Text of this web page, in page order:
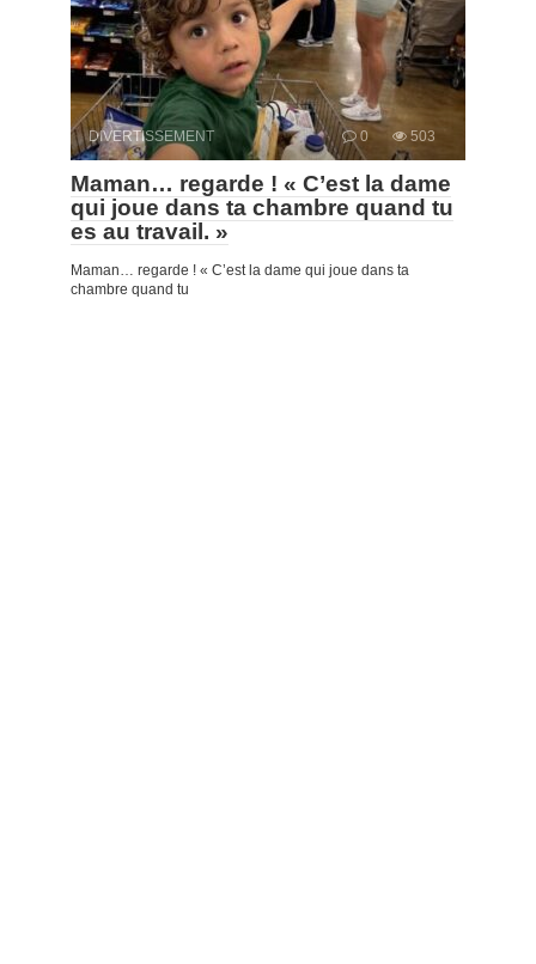
DIVERTISSEMENT 0 503
Maman… regarde ! « C’est la dame
qui joue dans ta chambre quand tu
es au travail. »
Maman… regarde ! « C’est la dame qui joue dans ta
chambre quand tu